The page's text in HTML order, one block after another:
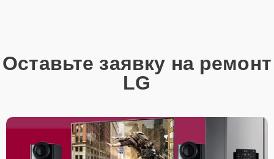
Оставьте заявку на ремонт
LG